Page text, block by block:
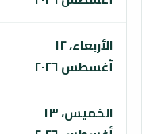
الأربعاء، ١٢
أغسطس ٢٠٢٦
الخميس، ١٣